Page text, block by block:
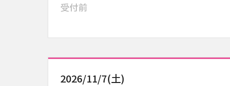
受付前
2026/11/7(土)